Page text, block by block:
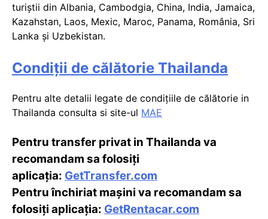
turiștii din Albania, Cambodgia, China, India, Jamaica,
Kazahstan, Laos, Mexic, Maroc, Panama, România, Sri
Lanka şi Uzbekistan.
Condiții de călătorie Thailanda
Pentru alte detalii legate de condițiile de călătorie in
Thailanda consulta si site-ul MAE
Pentru transfer privat in Thailanda va
recomandam sa folosiți
aplicația: GetTransfer.com
Pentru închiriat mașini va recomandam sa
folosiți aplicația: GetRentacar.com